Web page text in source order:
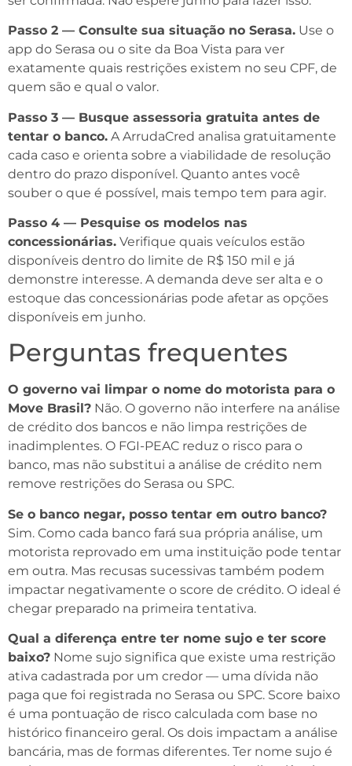
Passo 2 — Consulte sua situação no Serasa. Use o
app do Serasa ou o site da Boa Vista para ver
exatamente quais restrições existem no seu CPF, de
quem são e qual o valor.
Passo 3 — Busque assessoria gratuita antes de
tentar o banco. A ArrudaCred analisa gratuitamente
cada caso e orienta sobre a viabilidade de resolução
dentro do prazo disponível. Quanto antes você
souber o que é possível, mais tempo tem para agir.
Passo 4 — Pesquise os modelos nas
concessionárias. Verifique quais veículos estão
disponíveis dentro do limite de R$ 150 mil e já
demonstre interesse. A demanda deve ser alta e o
estoque das concessionárias pode afetar as opções
disponíveis em junho.
Perguntas frequentes
O governo vai limpar o nome do motorista para o
Move Brasil? Não. O governo não interfere na análise
de crédito dos bancos e não limpa restrições de
inadimplentes. O FGI-PEAC reduz o risco para o
banco, mas não substitui a análise de crédito nem
remove restrições do Serasa ou SPC.
Se o banco negar, posso tentar em outro banco?
Sim. Como cada banco fará sua própria análise, um
motorista reprovado em uma instituição pode tentar
em outra. Mas recusas sucessivas também podem
impactar negativamente o score de crédito. O ideal é
chegar preparado na primeira tentativa.
Qual a diferença entre ter nome sujo e ter score
baixo? Nome sujo significa que existe uma restrição
ativa cadastrada por um credor — uma dívida não
paga que foi registrada no Serasa ou SPC. Score baixo
é uma pontuação de risco calculada com base no
histórico financeiro geral. Os dois impactam a análise
bancária, mas de formas diferentes. Ter nome sujo é